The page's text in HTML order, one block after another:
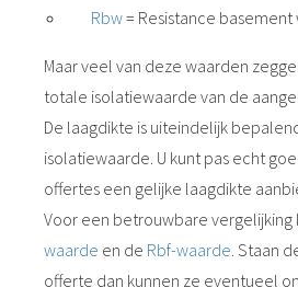
Rbw= Resistance basement
Maar veel van deze waarden
totale isolatiewaarde van de
De laagdikte is uiteindelijk
isolatiewaarde. U kunt pas echt
offertes een gelijke laagdikte
Voor een betrouwbare vergelijking
waarde en de Rbf-waarde. Staan
offerte dan kunnen ze eventueel